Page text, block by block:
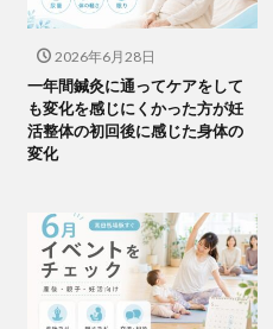
2026年6月28日
一年間鍼灸に通ってケアをして
も変化を感じにくかった方が妊
活整体の初回後に感じた身体の
変化